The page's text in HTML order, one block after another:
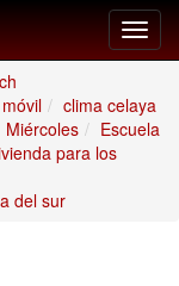
clima celaya
Miércoles
Escuela
para los
del sur